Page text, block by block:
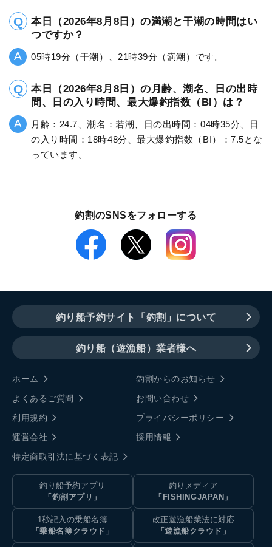
本日（2026年8月8日）の満潮と干潮の時間はい
つですか？
05時19分（干潮）、21時39分（満潮）です。
本日（2026年8月8日）の月齢、潮名、日の出時
間、日の入り時間、最大爆釣指数（BI）は？
月齢：24.7、潮名：若潮、日の出時間：04時35分、日
の入り時間：18時48分、最大爆釣指数（BI）：7.5とな
っています。
釣割のSNSをフォローする
釣り船予約サイト「釣割」について
釣り船（遊漁船）業者様へ
ホーム
釣割からのお知らせ
よくあるご質問
お問い合わせ
利用規約
プライバシーポリシー
運営会社
採用情報
特定商取引法に基づく表記
釣り船予約アプリ
「釣割アプリ」
釣りメディア
「FISHINGJAPAN」
1秒記入の乗船名簿
「乗船名簿クラウド」
改正遊漁船業法に対応
「遊漁船クラウド」